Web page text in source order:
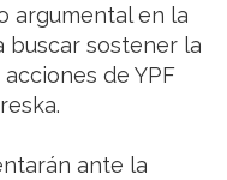
argumental en la
buscar sostener la
de YPF
ante la